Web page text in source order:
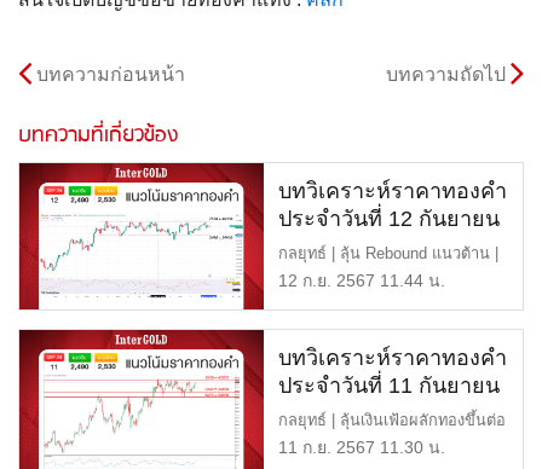
บทความก่อนหน้า บทความถัดไป
บทความที่เกี่ยวข้อง
บทวิเคราะห์ราคาทองคำ
ประจำวันที่ 12 กันยายน
2567
กลยุทธ์ | ลุ้น Rebound แนวต้าน |
$2,530 หรือ 40,300 […]
12 ก.ย. 2567 11.44 น.
บทวิเคราะห์ราคาทองคำ
ประจำวันที่ 11 กันยายน
2567
กลยุทธ์ | ลุ้นเงินเฟ้อผลักทองขึ้นต่อ
แนวต้าน | $2,530 […]
11 ก.ย. 2567 11.30 น.